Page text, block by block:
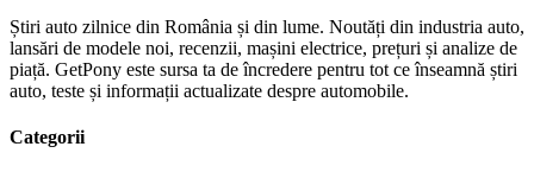
Știri auto zilnice din România și din lume. Noutăți din industria auto,
lansări de modele noi, recenzii, mașini electrice, prețuri și analize de
piață. GetPony este sursa ta de încredere pentru tot ce înseamnă știri
auto, teste și informații actualizate despre automobile.
Categorii